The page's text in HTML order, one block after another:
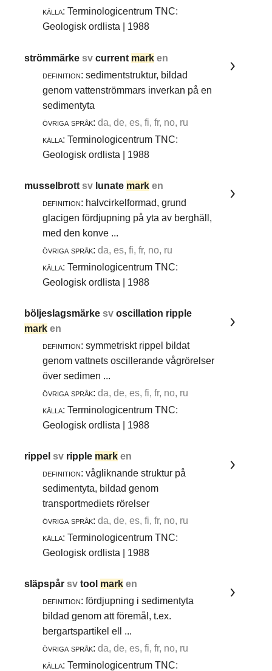
källa: Terminologicentrum TNC:
Geologisk ordlista | 1988
strömmärkesvcurrent mark en
definition: sedimentstruktur, bildad
genom vattenströmmars inverkan på en
sedimentyta
övriga språk: da, de, es, fi, fr, no, ru
källa: Terminologicentrum TNC:
Geologisk ordlista | 1988
musselbrottsv lunate mark en
definition: halvcirkelformad, grund
glacigen fördjupning på yta av berghäll,
med den konve ...
övriga språk: da, es, fi, fr, no, ru
källa: Terminologicentrum TNC:
Geologisk ordlista | 1988
böljeslagsmärkesvoscillation ripple
mark en
definition: symmetriskt rippel bildat
genom vattnets oscillerande vågrörelser
över sedimen ...
övriga språk: da, de, es, fi, fr, no, ru
källa: Terminologicentrum TNC:
Geologisk ordlista | 1988
rippelsv ripple mark en
definition: vågliknande struktur på
sedimentyta, bildad genom
transportmediets rörelser
övriga språk: da, de, es, fi, fr, no, ru
källa: Terminologicentrum TNC:
Geologisk ordlista | 1988
släpspårsvtool mark en
definition: fördjupning i sedimentyta
bildad genom att föremål, t.ex.
bergartspartikel ell ...
övriga språk: da, de, es, fi, fr, no, ru
källa: Terminologicentrum TNC: